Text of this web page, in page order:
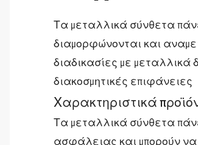
Τα μεταλλικά σύνθετα
διαμορφώνονται και
διαδικασίες με
διακοσμητικές επιφάνειες
Χαρακτηριστικά
Τα μεταλλικά σύνθετα
ασφάλειας και μπορούν